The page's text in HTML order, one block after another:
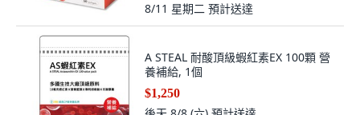
8/11 星期二 預計送達
A STEAL 耐酸頂級蝦紅素EX 100顆 營
養補給, 1個
$1,250